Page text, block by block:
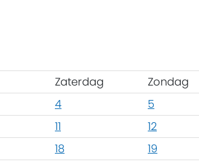
Zaterdag
Zondag
4
5
11
12
18
19